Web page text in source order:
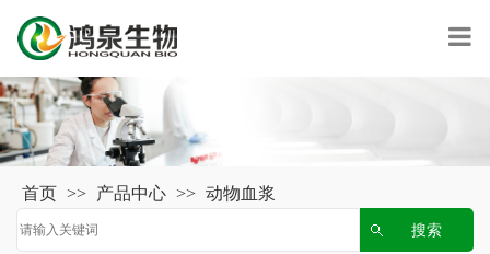
首页 >> 产品中心 >> 动物血浆